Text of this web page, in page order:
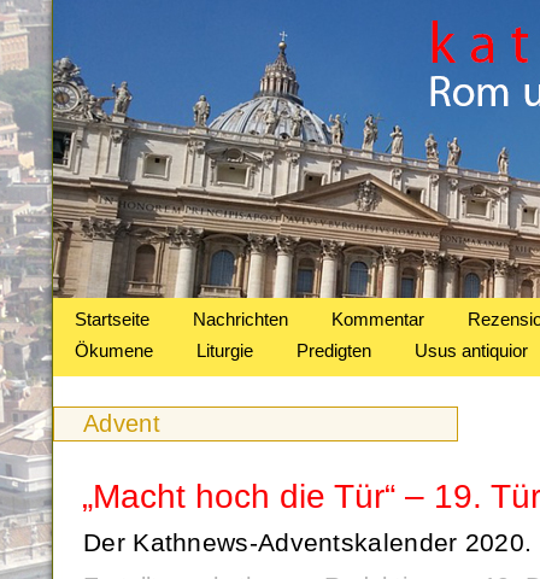
Startseite Nachrichten Kommentar
Ökumene
Liturgie Predigten Usus antiquior
Advent
„Macht hoch die Tür“ – 19.
Der Kathnews-Adventskalender 2020.